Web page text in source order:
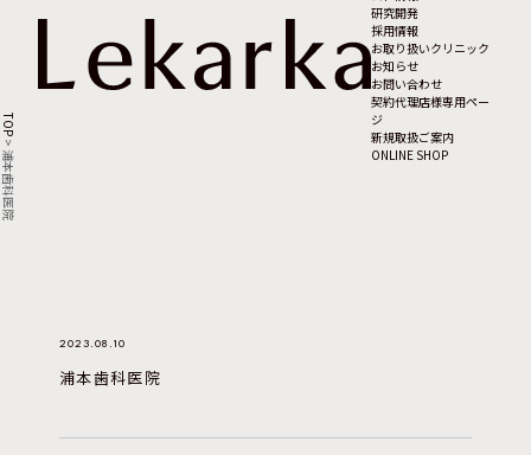
研究開発
採用情報
お取り扱いクリニック
お知らせ
お問い合わせ
契約代理店様専用ペー
ジ
新規取扱ご案内
ONLINE SHOP
TOP
>
浦本歯科医院
2023.08.10
浦本歯科医院